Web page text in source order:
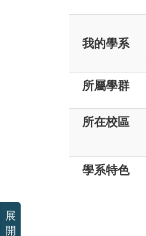
我的學系
所屬學群
所在校區
學系特色
展
開